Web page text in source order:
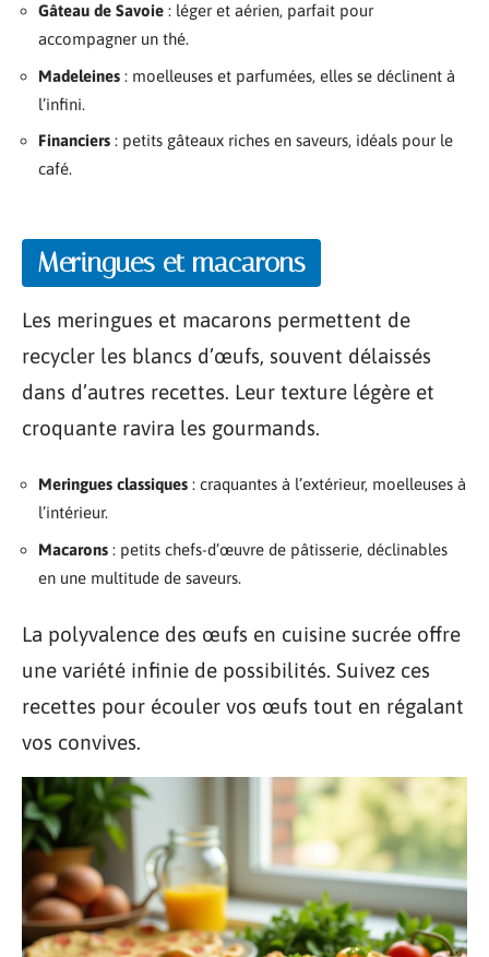
Gâteau de Savoie : léger et aérien, parfait pour
accompagner un thé.
Madeleines : moelleuses et parfumées, elles se déclinent à
l’infini.
Financiers : petits gâteaux riches en saveurs, idéals pour le
café.
Meringues et macarons
Les meringues et macarons permettent de
recycler les blancs d’œufs, souvent délaissés
dans d’autres recettes. Leur texture légère et
croquante ravira les gourmands.
Meringues classiques : craquantes à l’extérieur, moelleuses à
l’intérieur.
Macarons : petits chefs-d’œuvre de pâtisserie, déclinables
en une multitude de saveurs.
La polyvalence des œufs en cuisine sucrée offre
une variété infinie de possibilités. Suivez ces
recettes pour écouler vos œufs tout en régalant
vos convives.